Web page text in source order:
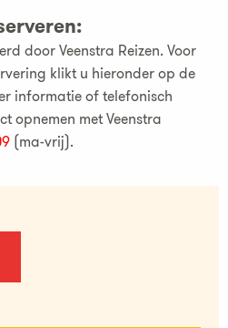
door Veenstra Reizen. Voor
klikt u hieronder op de
informatie of telefonisch
opnemen met Veenstra
(ma-vrij).